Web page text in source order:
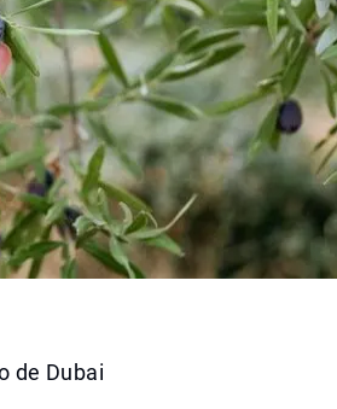
de Dubai